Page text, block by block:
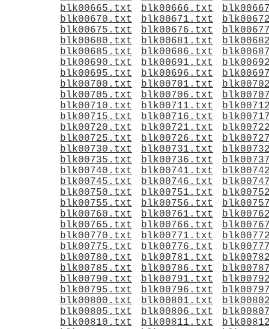
blk00665.txt
blk00666.txt
blk00670.txt
blk00671.txt
blk00675.txt
blk00676.txt
blk00680.txt
blk00681.txt
blk00685.txt
blk00686.txt
blk00690.txt
blk00691.txt
blk00695.txt
blk00696.txt
blk00700.txt
blk00701.txt
blk00705.txt
blk00706.txt
blk00710.txt
blk00711.txt
blk00715.txt
blk00716.txt
blk00720.txt
blk00721.txt
blk00725.txt
blk00726.txt
blk00730.txt
blk00731.txt
blk00735.txt
blk00736.txt
blk00740.txt
blk00741.txt
blk00745.txt
blk00746.txt
blk00750.txt
blk00751.txt
blk00755.txt
blk00756.txt
blk00760.txt
blk00761.txt
blk00765.txt
blk00766.txt
blk00770.txt
blk00771.txt
blk00775.txt
blk00776.txt
blk00780.txt
blk00781.txt
blk00785.txt
blk00786.txt
blk00790.txt
blk00791.txt
blk00795.txt
blk00796.txt
blk00800.txt
blk00801.txt
blk00805.txt
blk00806.txt
blk00810.txt
blk00811.txt